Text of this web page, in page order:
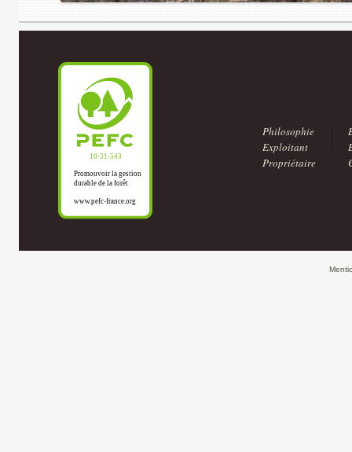
Philosophie
Exploitant
Propriétaire